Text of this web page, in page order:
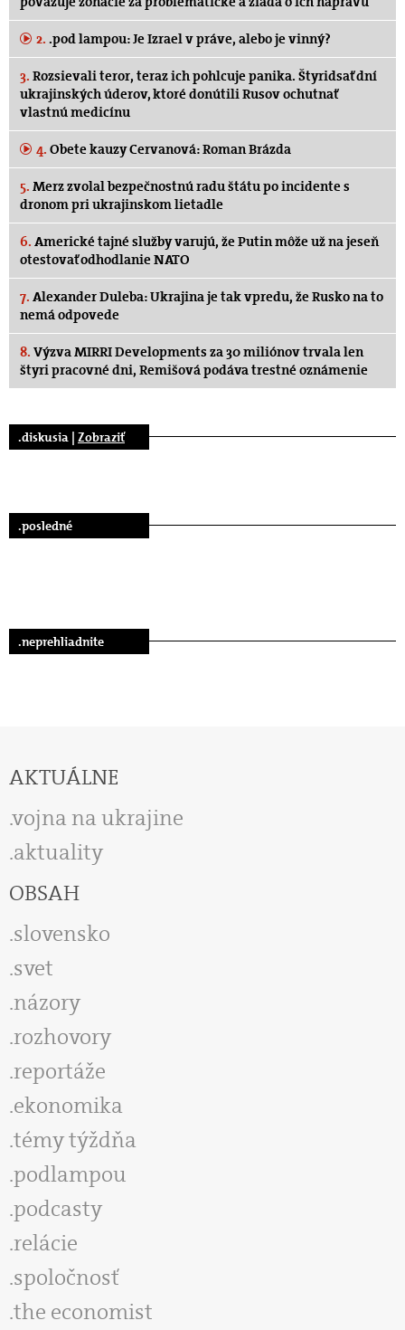
2. .pod lampou: Je Izrael v práve, alebo je vinný?
3. Rozsievali teror, teraz ich pohlcuje panika. Štyridsať dní
ukrajinských úderov, ktoré donútili Rusov ochutnať
vlastnú medicínu
4. Obete kauzy Cervanová: Roman Brázda
5. Merz zvolal bezpečnostnú radu štátu po incidente s
dronom pri ukrajinskom lietadle
6. Americké tajné služby varujú, že Putin môže už na jeseň
otestovať odhodlanie NATO
7. Alexander Duleba: Ukrajina je tak vpredu, že Rusko na to
nemá odpovede
8. Výzva MIRRI Developments za 30 miliónov trvala len
štyri pracovné dni, Remišová podáva trestné oznámenie
.diskusia | Zobraziť
.posledné
.neprehliadnite
AKTUÁLNE
vojna na ukrajine
aktuality
OBSAH
slovensko
svet
názory
rozhovory
reportáže
ekonomika
témy týždňa
podlampou
podcasty
relácie
spoločnosť
the economist